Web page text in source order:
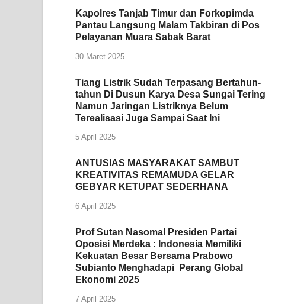
Kapolres Tanjab Timur dan Forkopimda
Pantau Langsung Malam Takbiran di Pos
Pelayanan Muara Sabak Barat
30 Maret 2025
Tiang Listrik Sudah Terpasang Bertahun-
tahun Di Dusun Karya Desa Sungai Tering
Namun Jaringan Listriknya Belum
Terealisasi Juga Sampai Saat Ini
5 April 2025
ANTUSIAS MASYARAKAT SAMBUT
KREATIVITAS REMAMUDA GELAR
GEBYAR KETUPAT SEDERHANA
6 April 2025
Prof Sutan Nasomal Presiden Partai
Oposisi Merdeka : Indonesia Memiliki
Kekuatan Besar Bersama Prabowo
Subianto Menghadapi Perang Global
Ekonomi 2025
7 April 2025